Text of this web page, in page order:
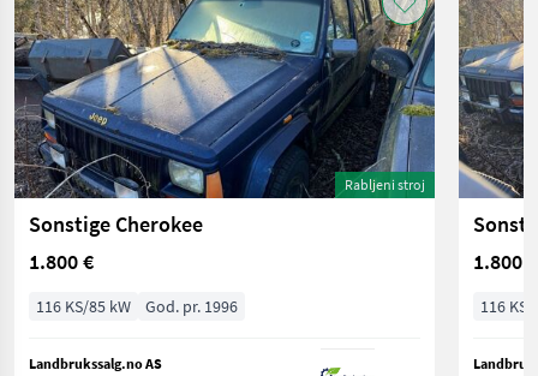
Rabljeni stroj
Sonstige Cherokee
1.800 €
116 KS/85 kW God. pr. 1996
Landbrukssalg.no AS
1.800 €
116 KS/